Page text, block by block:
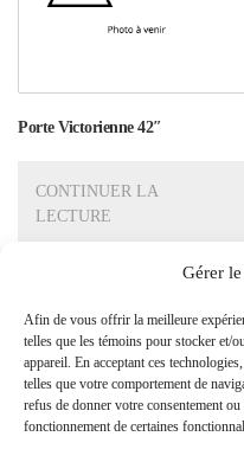
Gérer
Afin de vous offrir la meilleure
telles que les témoins pour stocker et/
appareil. En acceptant ces
telles que votre comportement de
refus de donner votre consentement
fonctionnement de certaines
Porte Victorienne 42″
CONTINUER LA
LECTURE
Recherche produit